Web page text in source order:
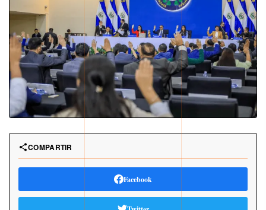
COMPARTIR
Facebook